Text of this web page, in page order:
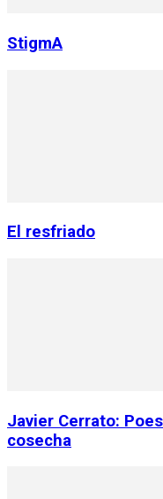
StigmA
El resfriado
Javier Cerrato:
cosecha